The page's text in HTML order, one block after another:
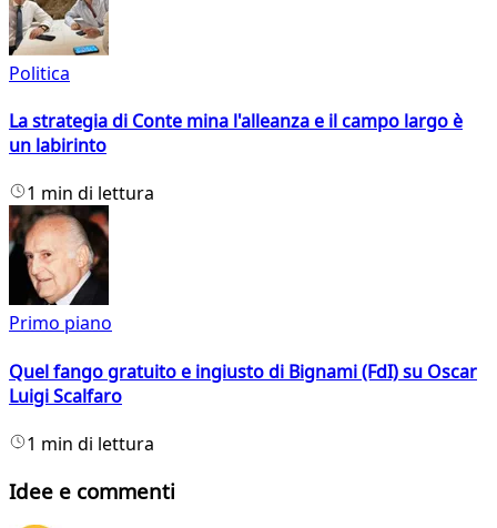
Politica
La strategia di Conte mina l'alleanza e il campo largo è
un labirinto
1 min di lettura
Primo piano
Quel fango gratuito e ingiusto di Bignami (FdI) su Oscar
Luigi Scalfaro
1 min di lettura
Idee e commenti